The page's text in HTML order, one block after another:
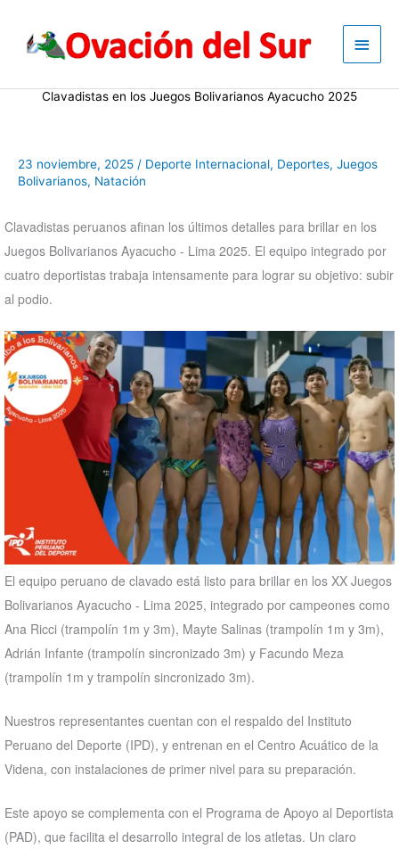
content
Main
Clavadistas en los Juegos Bolivarianos Ayacucho 2025
23 noviembre, 2025 / Deporte Internacional, Deportes, Juegos
Bolivarianos, Natación
Clavadistas peruanos afinan los últimos detalles para brillar en los
Juegos Bolivarianos Ayacucho - Lima 2025. El equipo integrado por
cuatro deportistas trabaja intensamente para lograr su objetivo: subir
al podio.
El equipo peruano de clavado está listo para brillar en los XX Juegos
Bolivarianos Ayacucho - Lima 2025, integrado por campeones como
Ana Ricci (trampolín 1m y 3m), Mayte Salinas (trampolín 1m y 3m),
Adrián Infante (trampolín sincronizado 3m) y Facundo Meza
(trampolín 1m y trampolín sincronizado 3m).
Nuestros representantes cuentan con el respaldo del Instituto
Peruano del Deporte (IPD), y entrenan en el Centro Acuático de la
Videna, con instalaciones de primer nivel para su preparación.
Este apoyo se complementa con el Programa de Apoyo al Deportista
(PAD), que facilita el desarrollo integral de los atletas. Un claro